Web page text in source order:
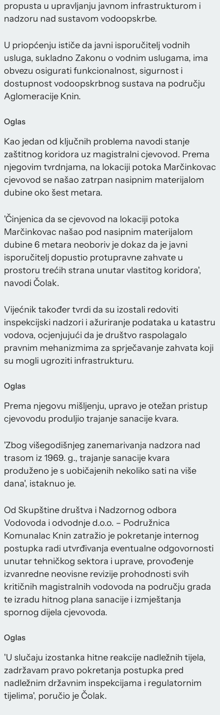
propusta u upravljanju javnom infrastrukturom i
nadzoru nad sustavom vodoopskrbe.
U priopćenju ističe da javni isporučitelj vodnih
usluga, sukladno Zakonu o vodnim uslugama, ima
obvezu osigurati funkcionalnost, sigurnost i
dostupnost vodoopskrbnog sustava na području
Aglomeracije Knin.
Oglas
Kao jedan od ključnih problema navodi stanje
zaštitnog koridora uz magistralni cjevovod. Prema
njegovim tvrdnjama, na lokaciji potoka Marčinkovac
cjevovod se našao zatrpan nasipnim materijalom
dubine oko šest metara.
'Činjenica da se cjevovod na lokaciji potoka
Marčinkovac našao pod nasipnim materijalom
dubine 6 metara neoboriv je dokaz da je javni
isporučitelj dopustio protupravne zahvate u
prostoru trećih strana unutar vlastitog koridora',
navodi Čolak.
Vijećnik također tvrdi da su izostali redoviti
inspekcijski nadzori i ažuriranje podataka u katastru
vodova, ocjenjujući da je društvo raspolagalo
pravnim mehanizmima za sprječavanje zahvata koji
su mogli ugroziti infrastrukturu.
Oglas
Prema njegovu mišljenju, upravo je otežan pristup
cjevovodu produljio trajanje sanacije kvara.
'Zbog višegodišnjeg zanemarivanja nadzora nad
trasom iz 1969. g., trajanje sanacije kvara
produženo je s uobičajenih nekoliko sati na više
dana', istaknuo je.
Od Skupštine društva i Nadzornog odbora
Vodovoda i odvodnje d.o.o. – Podružnica
Komunalac Knin zatražio je pokretanje internog
postupka radi utvrđivanja eventualne odgovornosti
unutar tehničkog sektora i uprave, provođenje
izvanredne neovisne revizije prohodnosti svih
kritičnih magistralnih vodovoda na području grada
te izradu hitnog plana sanacije i izmještanja
spornog dijela cjevovoda.
Oglas
'U slučaju izostanka hitne reakcije nadležnih tijela,
zadržavam pravo pokretanja postupka pred
nadležnim državnim inspekcijama i regulatornim
tijelima', poručio je Čolak.